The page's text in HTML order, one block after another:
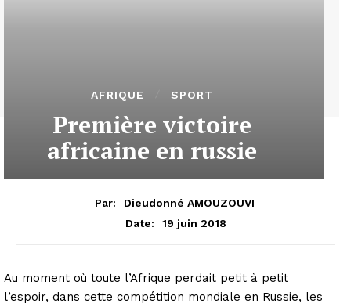
AFRIQUE SPORT
Première victoire
africaine en russie
Par:
Dieudonné AMOUZOUVI
Date:
19 juin 2018
Au moment où toute l’Afrique perdait petit à petit
l’espoir, dans cette compétition mondiale en Russie, les